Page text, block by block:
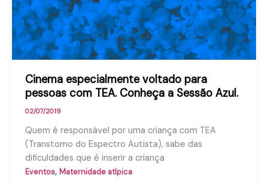
Cinema especialmente voltado para
pessoas com TEA. Conheça a Sessão Azul.
02/07/2019
Quem é responsável por uma criança com TEA
(Transtorno do Espectro Autista), sabe das
dificuldades que é inserir a criança
Eventos, Maternidade atípica